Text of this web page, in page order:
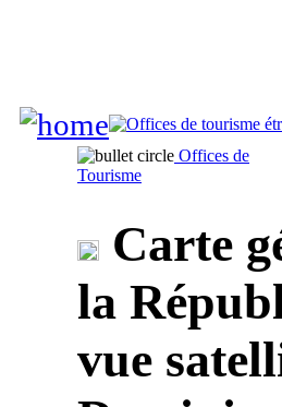
Offices de
Tourisme
Carte
la
vue